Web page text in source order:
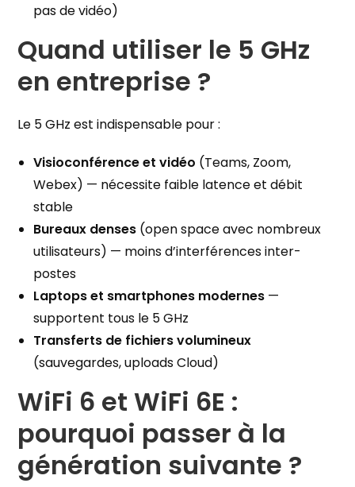
pas de vidéo)
Quand utiliser le 5 GHz
en entreprise ?
Le 5 GHz est indispensable pour :
Visioconférence et vidéo (Teams, Zoom,
Webex) — nécessite faible latence et débit
stable
Bureaux denses (open space avec nombreux
utilisateurs) — moins d’interférences inter-
postes
Laptops et smartphones modernes —
supportent tous le 5 GHz
Transferts de fichiers volumineux
(sauvegardes, uploads Cloud)
WiFi 6 et WiFi 6E :
pourquoi passer à la
génération suivante ?